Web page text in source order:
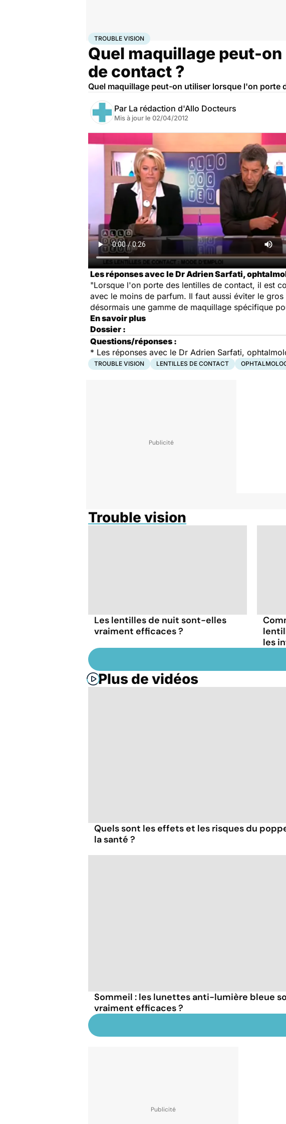
AccueilSantéMaladies
TROUBLE VISION
Quel maquillage peut-
de contact ?
Quel maquillage peut-on utiliser lorsque l'on porte
Par La rédaction d'Allo Docteurs
Mis à jour le 02/04/2012
Les réponses avec le Dr Adrien Sarfati,
"Lorsque l'on porte des lentilles de contact, il est
avec le moins de parfum. Il faut aussi éviter le
désormais une gamme de maquillage spécifique
En savoir plus
Dossier :
Questions/réponses :
* Les réponses avec le Dr Adrien Sarfati,
TROUBLE VISION LENTILLES DE CONTACT
Trouble vision
Les lentilles de nuit sont-elles
vraiment efficaces ?
les
Plus de vidéos
Quels sont les effets et les risques du
la santé ?
Sommeil : les lunettes anti-lumière bleue
vraiment efficaces ?